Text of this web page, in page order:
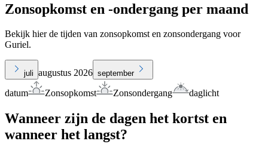
Zonsopkomst en -ondergang per maand
Bekijk hier de tijden van zonsopkomst en zonsondergang voor
Guriel.
juli augustus 2026 september
datum Zonsopkomst Zonsondergang daglicht
Wanneer zijn de dagen het kortst en
wanneer het langst?